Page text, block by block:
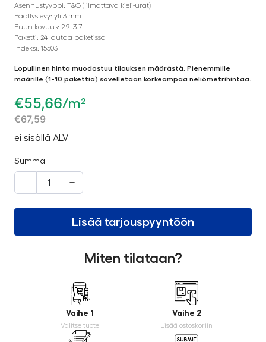
Asennustyyppi: T&G (liimattava kieli-urat)
Päällyslevy: yli 3 mm
Puun kovuus: 2.9–3.7
Paketti: 24 lautaa paketissa
Indeksi: 15503
Lopullinen hinta muodostuu tilauksen määrästä. Pienemmille
määrille (1-10 pakettia) sovelletaan korkeampaa neliömetrihintaa.
€55,66/m²
€67,59
ei sisällä ALV
Summa
- +
Lisää tarjouspyyntöön
Miten tilataan?
Vaihe 1
Valitse tuote
Vaihe 2
Lisää ostoskoriin